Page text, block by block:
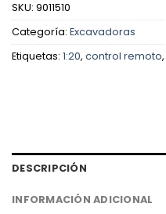
SKU: 9011510
Categoría: Excavadoras
Etiquetas: 1:20, control remoto,
DESCRIPCIÓN
INFORMACIÓN ADICIONAL